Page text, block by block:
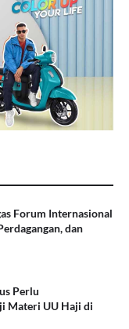
Forum Internasional
dan
Perlu
Materi UU Haji di